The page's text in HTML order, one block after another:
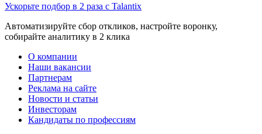
Ускорьте подбор в 2 раза с Talantix
Автоматизируйте сбор откликов, настройте воронку,
собирайте аналитику в 2 клика
О компании
Наши вакансии
Партнерам
Реклама на сайте
Новости и статьи
Инвесторам
Кандидаты по профессиям